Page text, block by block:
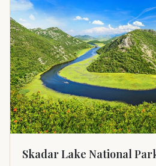
Skadar Lake National